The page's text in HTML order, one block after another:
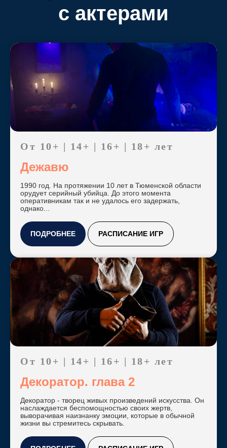
с актерами
От 10+ | 14+ | 16+ | 18+ лет
Дежавю
1990 год. На протяжении 10 лет в Тюменской области
орудует серийный убийца. До этого момента
оперативникам так и не удалось его задержать,
однако...
ПОДРОБНЕЕ РАСПИСАНИЕ ИГР
От 10+ | 14+ | 16+ | 18+ лет
Декоратор. глава 2
Декоратор - творец живых произведений искусства. Он
наслаждается беспомощностью своих жертв,
выворачивая наизнанку эмоции, которые в обычной
жизни вы стремитесь скрывать.
Играйте в любое
время дня и даже
ночью!
Пройдите короткий
опрос, и мы
подберем квесты по
вашим критериям
Пройти опрос